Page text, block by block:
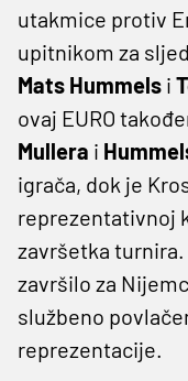
utakmice protiv
upitnikom za
Mats Hummels i
ovaj EURO
Mullera i
igrača, dok je
reprezentativnoj
završetka
završilo za
službeno
reprezentacije.